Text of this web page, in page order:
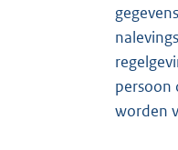
persoon
worden